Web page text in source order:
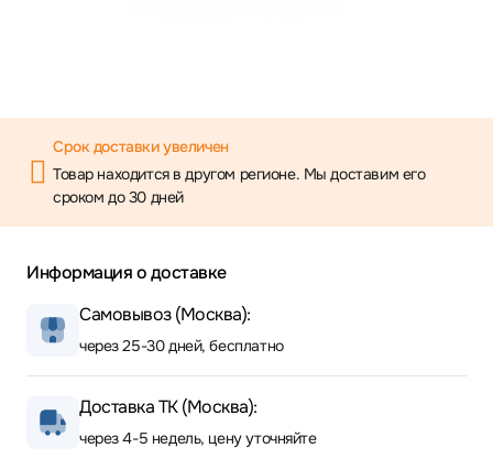
Срок доставки увеличен
Товар находится в другом регионе. Мы доставим его
сроком до 30 дней
Информация о доставке
Самовывоз (Москва):
через 25-30 дней, бесплатно
Доставка ТК (Москва):
через 4-5 недель, цену уточняйте